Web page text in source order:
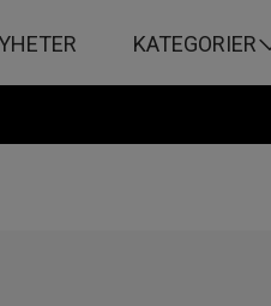
KATEGORIER